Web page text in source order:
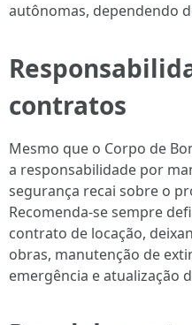
autônomas, dependendo
contratos
Mesmo que o Corpo de
a responsabilidade por
segurança recai sobre o
Recomenda-se sempre
contrato de locação,
obras, manutenção de
emergência e atualização